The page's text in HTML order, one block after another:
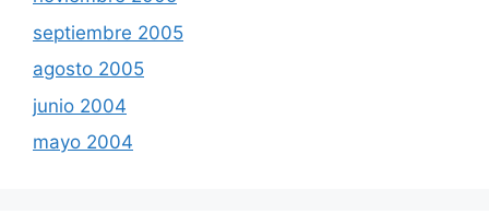
septiembre 2005
agosto 2005
junio 2004
mayo 2004